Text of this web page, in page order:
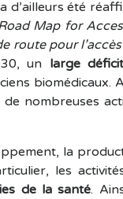
d’ailleurs été
Map for
route pour
un large
biomédicaux.
nombreuses
la
les
de la santé.